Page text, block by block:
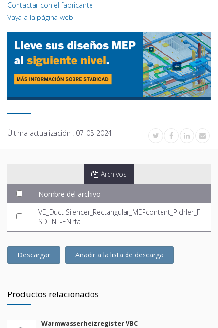
Contactar con el fabricante
Vaya a la página web
Última actualización : 07-08-2024
Archivos
Nombre del archivo
VE_Duct Silencer_Rectangular_MEPcontent_Pichler_F
SD_INT-EN.rfa
Descargar Añadir a la lista de descarga
Productos relacionados
Warmwasserheizregister VBC